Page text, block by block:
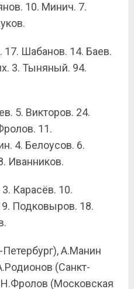
10. Минич. 7.
Шабанов. 14. Баев.
3. Тыняный. 94.
5. Викторов. 24.
11.
4. Белоусов. 6.
Иванников.
Карасёв. 10.
Подковыров. 18.
А.Манин
(Санкт-
Н.Фролов (Московская